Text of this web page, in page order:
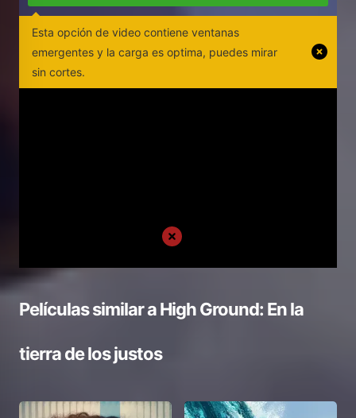
Esta opción de video contiene ventanas
emergentes y la carga es optima, puedes mirar
sin cortes.
Películas similar aHigh Ground: En la
tierra de los justos